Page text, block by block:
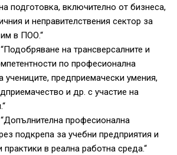
подготовка, включително от бизнеса,
и неправителствения сектор за
в ПОО.“
на трансверсалните и
по професионална
учениците, предприемачески умения,
и др. с участие на
професионална
подкрепа за учебни предприятия и
в реална работна среда.“